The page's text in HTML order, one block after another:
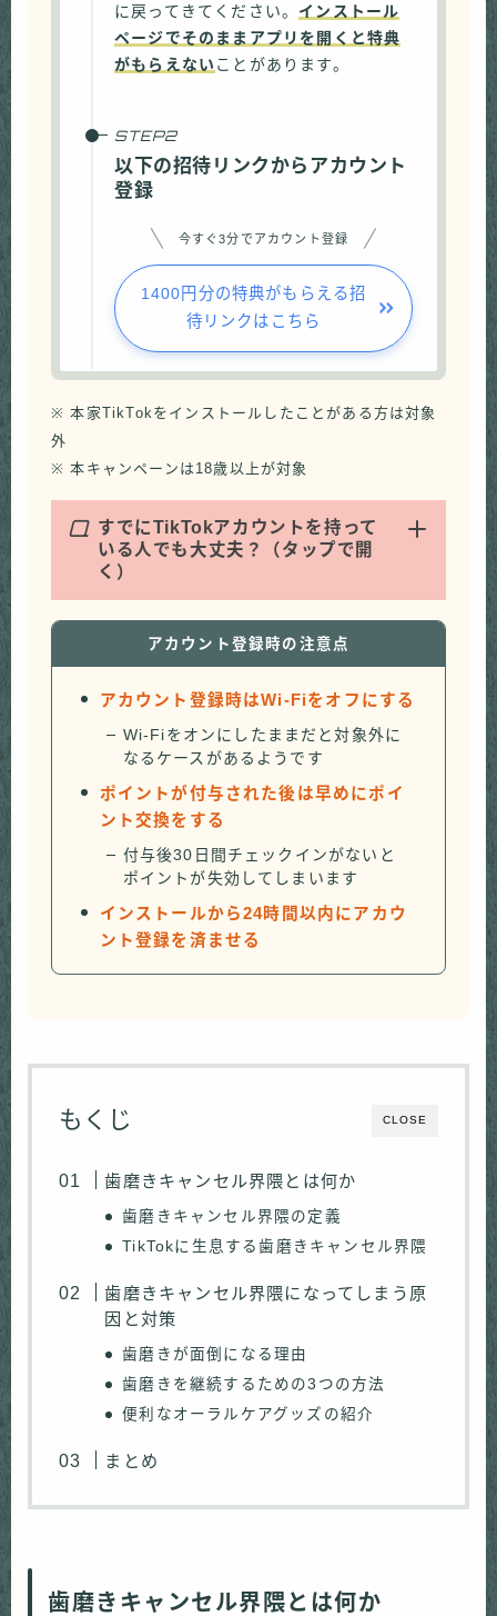
に戻ってきてください。 インストール
ページでそのままアプリを開くと特典
がもらえない ことがあります。
以下の招待リンクからアカウント
登録
今すぐ3分でアカウント登録
1400円分の特典がもらえる招
待リンクはこちら
※ 本家TikTokをインストールしたことがある方は対象
外
※ 本キャンペーンは18歳以上が対象
Q すでにTikTokアカウントを持って
いる人でも大丈夫？（タップで開
く）
アカウント登録時の注意点
アカウント登録時はWi-Fiをオフにする
Wi-Fiをオンにしたままだと対象外に
なるケースがあるようです
ポイントが付与された後は早めにポイ
ント交換をする
付与後30日間チェックインがないと
ポイントが失効してしまいます
インストールから24時間以内にアカウ
ント登録を済ませる
CLOSE
もくじ
歯磨きキャンセル界隈とは何か
歯磨きキャンセル界隈の定義
TikTokに生息する歯磨きキャンセル界隈
歯磨きキャンセル界隈になってしまう原
因と対策
歯磨きが面倒になる理由
歯磨きを継続するための3つの方法
便利なオーラルケアグッズの紹介
まとめ
歯磨きキャンセル界隈とは何か